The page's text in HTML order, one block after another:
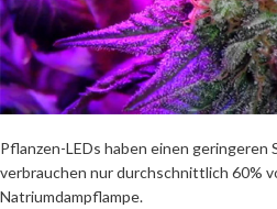
Pflanzen-LEDs haben einen geringeren
verbrauchen nur durchschnittlich 60%
Natriumdampflampe.